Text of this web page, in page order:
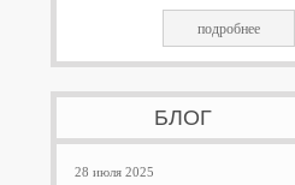
подробнее
БЛОГ
28 июля 2025